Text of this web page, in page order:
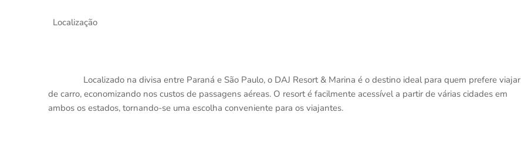
Localização
Localizado na divisa entre Paraná e São Paulo, o DAJ Resort & Marina é o destino ideal para quem prefere viajar
de carro, economizando nos custos de passagens aéreas. O resort é facilmente acessível a partir de várias cidades em
ambos os estados, tornando-se uma escolha conveniente para os viajantes.